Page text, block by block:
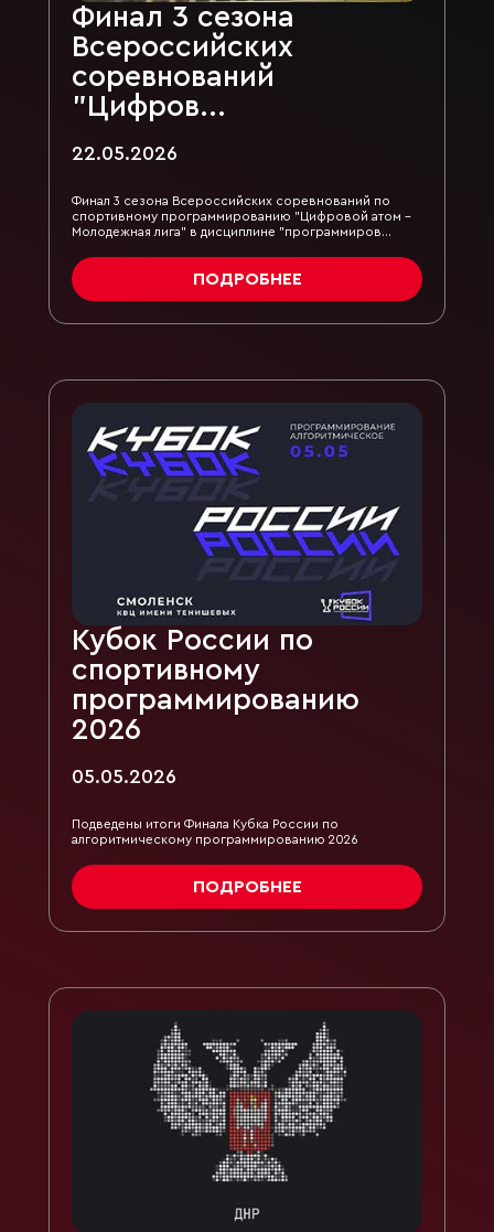
Финал 3 сезона
Всероссийских
соревнований
"Цифров...
22.05.2026
Финал 3 сезона Всероссийских соревнований по
спортивному программированию "Цифровой атом -
Молодежная лига" в дисциплине "программиров...
ПОДРОБНЕЕ
Кубок России по
спортивному
программированию
2026
05.05.2026
Подведены итоги Финала Кубка России по
алгоритмическому программированию 2026
ПОДРОБНЕЕ